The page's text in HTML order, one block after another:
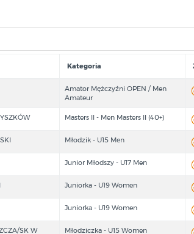
Kategoria
Amator Mężczyźni OPEN / Men
Amateur
Masters II - Men Masters II (40+)
Młodzik - U15 Men
Junior Młodszy - U17 Men
Juniorka - U19 Women
Juniorka - U19 Women
SK W
Młodziczka - U15 Women